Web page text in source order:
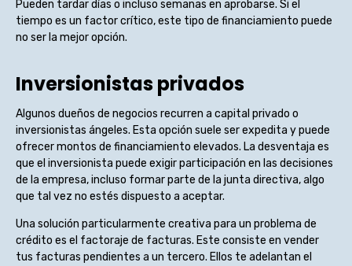
Pueden tardar días o incluso semanas en aprobarse. Si el
tiempo es un factor crítico, este tipo de financiamiento puede
no ser la mejor opción.
Inversionistas privados
Algunos dueños de negocios recurren a capital privado o
inversionistas ángeles. Esta opción suele ser expedita y puede
ofrecer montos de financiamiento elevados. La desventaja es
que el inversionista puede exigir participación en las decisiones
de la empresa, incluso formar parte de la junta directiva, algo
que tal vez no estés dispuesto a aceptar.
Una solución particularmente creativa para un problema de
crédito es el factoraje de facturas. Este consiste en vender
tus facturas pendientes a un tercero. Ellos te adelantan el